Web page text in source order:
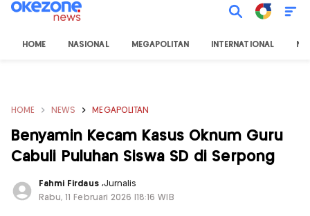
HOME NASIONAL MEGAPOLITAN INTERNATIONAL
HOME NEWS MEGAPOLITAN
Benyamin Kecam Kasus Oknum Guru
Cabuli Puluhan Siswa SD di Serpong
Fahmi Firdaus ,Jurnalis
Rabu, 11 Februari 2026 |18:16 WIB